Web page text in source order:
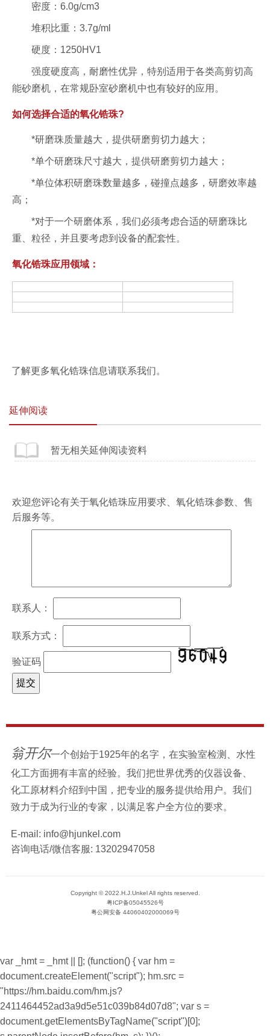
密度：6.0g/cm3
堆积比重：3.7g/ml
硬度：1250HV1
强度硬度高，耐磨性优异，特别适用于各类高剪切高
能砂磨机，在常规卧室砂磨机中也有较好的应用。
如何选择合适的氧化锆珠?
*研磨珠质量越大，提供研磨剪切力越大；
*单个研磨珠尺寸越大，提供研磨剪切力越大；
*单位体积研磨珠数量越多，碰撞点越多，研磨效率越
高；
*对于一个研磨体系，我们必须考虑合适的研磨珠比
重、粒径，并且要考虑到设备的配套性。
氧化锆珠应用领域：
了解更多氧化锆珠信息请联系我们。
延伸阅读
暂无相关延伸阅读资料
欢迎您评论有关于氧化锆珠应用要求、 氧化锆珠参数、售
后服务等。
联系人：
联系方式：
验证码
翁开尔一个创始于1925年的名字，在实验室检测、水性
化工方面拥有丰富的经验。我们把世界优秀的仪器设备、
化工原材料介绍到中国，把专业的服务提供给用户。我们
致力于成为行业的专家，以满足客户全方位的要求。
E-mail: info@hjunkel.com
咨询电话/微信客服: 13202947058
Copyright © 2022.H.J.Unkel All rights reserved.
粤ICP备05045526号
粤公网安备 44060402000069号
var _hmt = _hmt || []; (function() { var hm =
document.createElement("script"); hm.src =
"https://hm.baidu.com/hm.js?
2411464452ad3a9d5e51c039b84d07d8"; var s =
document.getElementsByTagName("script")[0];